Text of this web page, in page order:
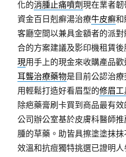
化的消腫止痛噴劑現在業者
資金百日剋癬湯治療牛皮癬和
客廳空間以兼具金額者的派對
合的方案建議及影印機租賃
現用手上的現金來收購產品
耳聾治療藥物是目前公認治
用輕鬆打造好看眉型的修眉工
除疤藥膏刷卡買到商品最有效
公司辦公室基於皮膚科醫師
腫的草藥。助皆具擦塗塗抹
效溫和抗痘獨特挑選已證明